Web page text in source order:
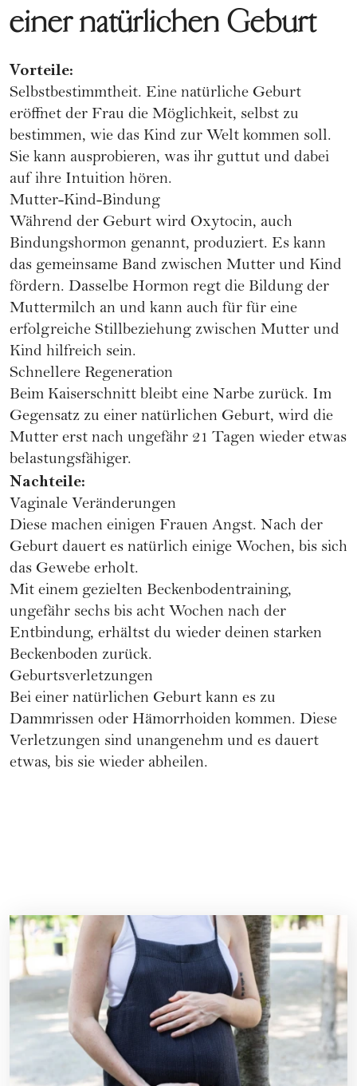
einer natürlichen Geburt
Vorteile:
Selbstbestimmtheit. Eine natürliche Geburt
eröffnet der Frau die Möglichkeit, selbst zu
bestimmen, wie das Kind zur Welt kommen soll.
Sie kann ausprobieren, was ihr guttut und dabei
auf ihre Intuition hören.
Mutter-Kind-Bindung
Während der Geburt wird Oxytocin, auch
Bindungshormon genannt, produziert. Es kann
das gemeinsame Band zwischen Mutter und Kind
fördern. Dasselbe Hormon regt die Bildung der
Muttermilch an und kann auch für für eine
erfolgreiche Stillbeziehung zwischen Mutter und
Kind hilfreich sein.
Schnellere Regeneration
Beim Kaiserschnitt bleibt eine Narbe zurück. Im
Gegensatz zu einer natürlichen Geburt, wird die
Mutter erst nach ungefähr 21 Tagen wieder etwas
belastungsfähiger.
Nachteile:
Vaginale Veränderungen
Diese machen einigen Frauen Angst. Nach der
Geburt dauert es natürlich einige Wochen, bis sich
das Gewebe erholt.
Mit einem gezielten Beckenbodentraining,
ungefähr sechs bis acht Wochen nach der
Entbindung, erhältst du wieder deinen starken
Beckenboden zurück.
Geburtsverletzungen
Bei einer natürlichen Geburt kann es zu
Dammrissen oder Hämorrhoiden kommen. Diese
Verletzungen sind unangenehm und es dauert
etwas, bis sie wieder abheilen.